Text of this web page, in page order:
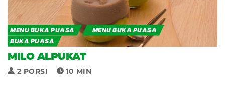
MENU BUKA PUASA
MENU BUKA PUASA
BUKA PUASA
MILO ALPUKAT
2 PORSI 10 MIN